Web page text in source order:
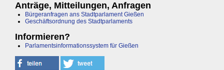
Anträge, Mitteilungen, Anfragen
Bürgeranfragen ans Stadtparlament Gießen
Geschäftsordnung des Stadtparlaments
Informieren?
Parlamentsinformationssystem für Gießen